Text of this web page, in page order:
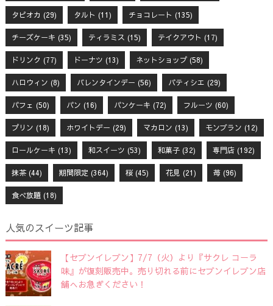
タピオカ (29) タルト (11) チョコレート (135)
チーズケーキ (35) ティラミス (15) テイクアウト (17)
ドリンク (77) ドーナツ (13) ネットショップ(58)
ハロウィン (8) バレンタインデー (56) パティシエ (29)
パフェ (50) パン (16) パンケーキ (72) フルーツ (60)
プリン (18) ホワイトデー (29) マカロン (13) モンブラン (12)
ロールケーキ (13) 和スイーツ (53) 和菓子(32) 専門店(192)
抹茶(44) 期間限定 (364) 桜(45) 花見 (21) 苺(96)
食べ放題(18)
人気のスイーツ記事
【セブンイレブン】7/7（火）より『サクレ コーラ
味』が復刻販売中。売り切れる前にセブンイレブン店
舗へお急ぎください！